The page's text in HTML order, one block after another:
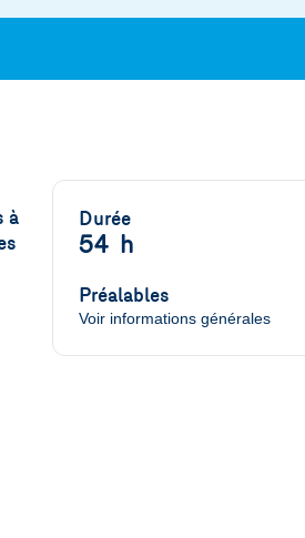
à
Durée
54 h
Préalables
Voir informations générales